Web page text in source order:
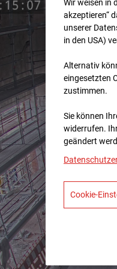
Wir weisen in
akzeptieren“
unserer
in den USA)
Alternativ
eingesetzten
zustimmen.
Sie können
widerrufen.
geändert
Cookie-